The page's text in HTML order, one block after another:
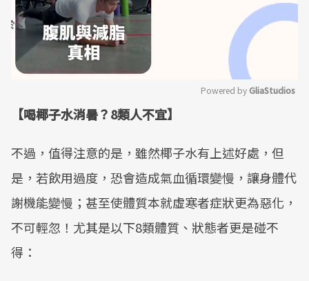
Powered by GliaStudios
【喝椰子水消暑？8類人不宜】
不過，值得注意的是，雖然椰子水有上述好處，但
是，若飲用過度，恐會造成氣血循環變慢，讓身體代
謝機能變慢；甚至使體質本就虛寒者症狀更為惡化，
不可輕忽！尤其是以下8類體質、狀態者更是碰不
得：